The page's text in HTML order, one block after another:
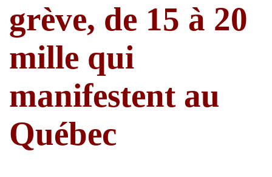
grève, de 15 à 20
mille qui
manifestent au
Québec